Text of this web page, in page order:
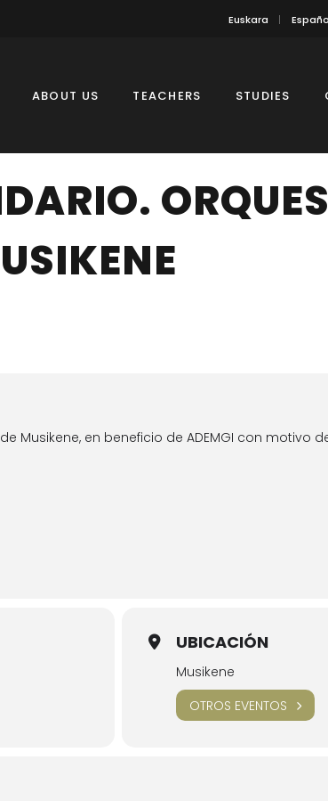
Euskara
ABOUT US TEACHERS STUDIES
Musikene, en beneficio de ADEMGI con motivo
UBICACIÓN
Musikene
OTROS EVENTOS